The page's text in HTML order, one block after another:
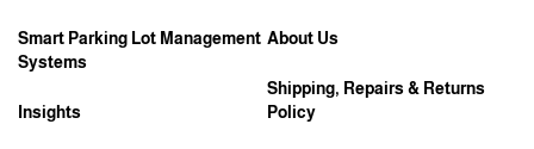
Smart Parking Lot Management
Systems
Insights
About Us
Shipping, Repairs & Returns
Policy